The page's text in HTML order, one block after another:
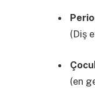
(Diş
(en